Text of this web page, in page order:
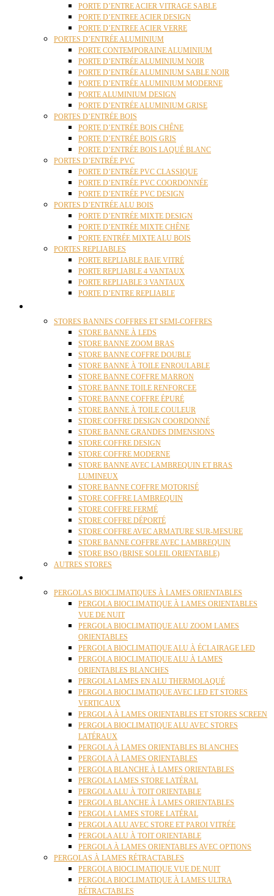
PORTE D’ENTRE ACIER VITRAGE SABLE
PORTE D’ENTREE ACIER DESIGN
PORTE D’ENTREE ACIER VERRE
PORTES D’ENTRÉE ALUMINIUM
PORTE CONTEMPORAINE ALUMINIUM
PORTE D’ENTRÉE ALUMINIUM NOIR
PORTE D’ENTRÉE ALUMINIUM SABLE NOIR
PORTE D’ENTRÉE ALUMINIUM MODERNE
PORTE ALUMINIUM DESIGN
PORTE D’ENTRÉE ALUMINIUM GRISE
PORTES D’ENTRÉE BOIS
PORTE D’ENTRÉE BOIS CHÊNE
PORTE D’ENTRÉE BOIS GRIS
PORTE D’ENTRÉE BOIS LAQUÉ BLANC
PORTES D’ENTRÉE PVC
PORTE D’ENTRÉE PVC CLASSIQUE
PORTE D’ENTRÉE PVC COORDONNÉE
PORTE D’ENTRÉE PVC DESIGN
PORTES D’ENTRÉE ALU BOIS
PORTE D’ENTRÉE MIXTE DESIGN
PORTE D’ENTRÉE MIXTE CHÊNE
PORTE ENTRÉE MIXTE ALU BOIS
PORTES REPLIABLES
PORTE REPLIABLE BAIE VITRÉ
PORTE REPLIABLE 4 VANTAUX
PORTE REPLIABLE 3 VANTAUX
PORTE D’ENTRE REPLIABLE
STORES BANNES COFFRES ET SEMI-COFFRES
STORE BANNE À LEDS
STORE BANNE ZOOM BRAS
STORE BANNE COFFRE DOUBLE
STORE BANNE À TOILE ENROULABLE
STORE BANNE COFFRE MARRON
STORE BANNE TOILE RENFORCEE
STORE BANNE COFFRE ÉPURÉ
STORE BANNE À TOILE COULEUR
STORE COFFRE DESIGN COORDONNÉ
STORE BANNE GRANDES DIMENSIONS
STORE COFFRE DESIGN
STORE COFFRE MODERNE
STORE BANNE AVEC LAMBREQUIN ET BRAS
LUMINEUX
STORE BANNE COFFRE MOTORISÉ
STORE COFFRE LAMBREQUIN
STORE COFFRE FERMÉ
STORE COFFRE DÉPORTÉ
STORE COFFRE AVEC ARMATURE SUR-MESURE
STORE BANNE COFFRE AVEC LAMBREQUIN
STORE BSO (BRISE SOLEIL ORIENTABLE)
AUTRES STORES
PERGOLAS BIOCLIMATIQUES À LAMES ORIENTABLES
PERGOLA BIOCLIMATIQUE À LAMES ORIENTABLES
VUE DE NUIT
PERGOLA BIOCLIMATIQUE ALU ZOOM LAMES
ORIENTABLES
PERGOLA BIOCLIMATIQUE ALU À ÉCLAIRAGE LED
PERGOLA BIOCLIMATIQUE ALU À LAMES
ORIENTABLES BLANCHES
PERGOLA LAMES EN ALU THERMOLAQUÉ
PERGOLA BIOCLIMATIQUE AVEC LED ET STORES
VERTICAUX
PERGOLA À LAMES ORIENTABLES ET STORES SCREEN
PERGOLA BIOCLIMATIQUE ALU AVEC STORES
LATÉRAUX
PERGOLA À LAMES ORIENTABLES BLANCHES
PERGOLA À LAMES ORIENTABLES
PERGOLA BLANCHE À LAMES ORIENTABLES
PERGOLA LAMES STORE LATÉRAL
PERGOLA ALU À TOIT ORIENTABLE
PERGOLA BLANCHE À LAMES ORIENTABLES
PERGOLA LAMES STORE LATÉRAL
PERGOLA ALU AVEC STORE ET PAROI VITRÉE
PERGOLA ALU À TOIT ORIENTABLE
PERGOLA À LAMES ORIENTABLES AVEC OPTIONS
PERGOLAS À LAMES RÉTRACTABLES
PERGOLA BIOCLIMATIQUE VUE DE NUIT
PERGOLA BIOCLIMATIQUE À LAMES ULTRA
RÉTRACTABLES